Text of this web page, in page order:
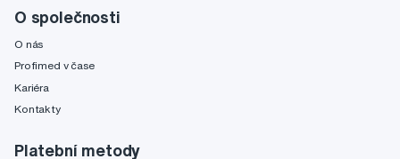
O společnosti
O nás
Profimed v čase
Kariéra
Kontakty
Platební metody